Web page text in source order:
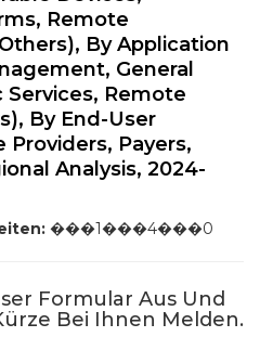
Remote
By Application
General
Remote
By End-User
Payers,
Analysis, 2024-
���1���4���0
Formular Aus Und
Bei Ihnen Melden.